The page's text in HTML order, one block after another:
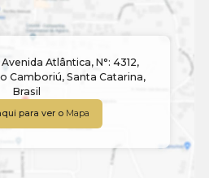
Avenida Atlântica,N°: 4312,
Camboriú,Santa Catarina,
Brasil
para ver o Mapa